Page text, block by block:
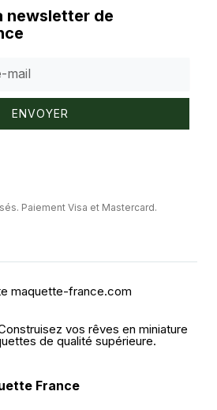
newsletter de
ENVOYER
Paiement Visa et Mastercard.
vos rêves en miniature
de qualité supérieure.
France